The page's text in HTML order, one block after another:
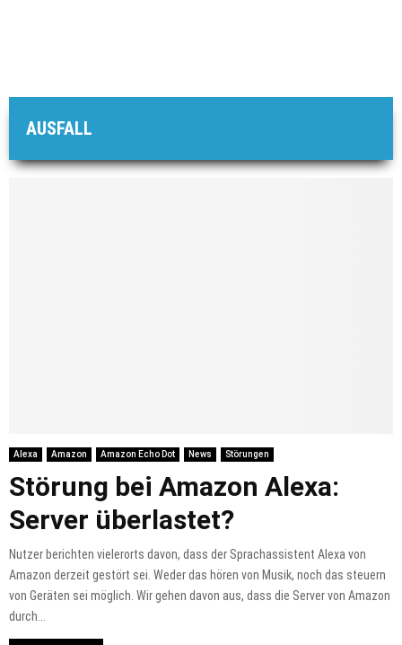
AUSFALL
Alexa Amazon Amazon Echo Dot News Störungen
Störung bei Amazon Alexa:
Server überlastet?
Nutzer berichten vielerorts davon, dass der Sprachassistent Alexa von
Amazon derzeit gestört sei. Weder das hören von Musik, noch das steuern
von Geräten sei möglich. Wir gehen davon aus, dass die Server von Amazon
durch...